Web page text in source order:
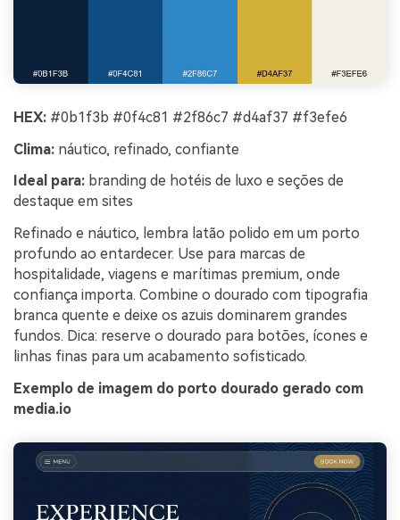
HEX: #0b1f3b #0f4c81 #2f86c7 #d4af37 #f3efe6
Clima: náutico, refinado, confiante
Ideal para: branding de hotéis de luxo e seções de
destaque em sites
Refinado e náutico, lembra latão polido em um porto
profundo ao entardecer. Use para marcas de
hospitalidade, viagens e marítimas premium, onde
confiança importa. Combine o dourado com tipografia
branca quente e deixe os azuis dominarem grandes
fundos. Dica: reserve o dourado para botões, ícones e
linhas finas para um acabamento sofisticado.
Exemplo de imagem do porto dourado gerado com
media.io